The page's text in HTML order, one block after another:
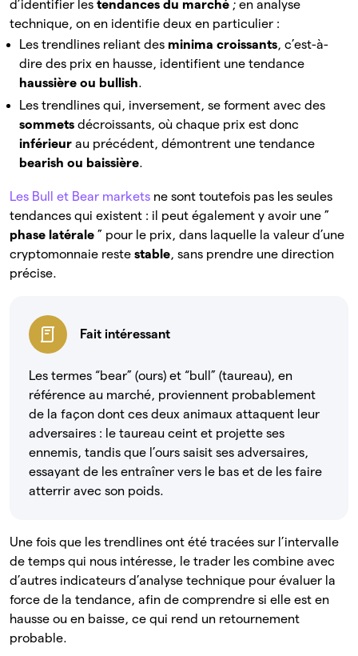
d’identifier les tendances du marché ; en analyse
technique, on en identifie deux en particulier :
Les trendlines reliant des minima croissants, c’est-à-
dire des prix en hausse, identifient une tendance
haussière ou bullish.
Les trendlines qui, inversement, se forment avec des
sommets décroissants, où chaque prix est donc
inférieur au précédent, démontrent une tendance
bearish ou baissière.
Les Bull et Bear markets ne sont toutefois pas les seules
tendances qui existent : il peut également y avoir une ”
phase latérale ” pour le prix, dans laquelle la valeur d’une
cryptomonnaie reste stable, sans prendre une direction
précise.
Fait intéressant
Les termes “bear” (ours) et “bull” (taureau), en
référence au marché, proviennent probablement
de la façon dont ces deux animaux attaquent leur
adversaires : le taureau ceint et projette ses
ennemis, tandis que l’ours saisit ses adversaires,
essayant de les entraîner vers le bas et de les faire
atterrir avec son poids.
Une fois que les trendlines ont été tracées sur l’intervalle
de temps qui nous intéresse, le trader les combine avec
d’autres indicateurs d’analyse technique pour évaluer la
force de la tendance, afin de comprendre si elle est en
hausse ou en baisse, ce qui rend un retournement
probable.